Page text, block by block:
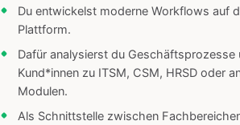
Du entwickelst moderne Workflows auf
Plattform.
Dafür analysierst du Geschäftsprozesse
Kund*innen zu ITSM, CSM, HRSD oder
Modulen.
Als Schnittstelle zwischen